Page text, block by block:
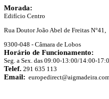
Morada:
Edifício Centro
Rua Doutor João Abel de Freitas N°41,
9300-048 - Câmara de Lobos
Horário de Funcionamento:
Seg. a Sex. das 09:00-13:00/14:00-
Telef. 291 635 113
Email: